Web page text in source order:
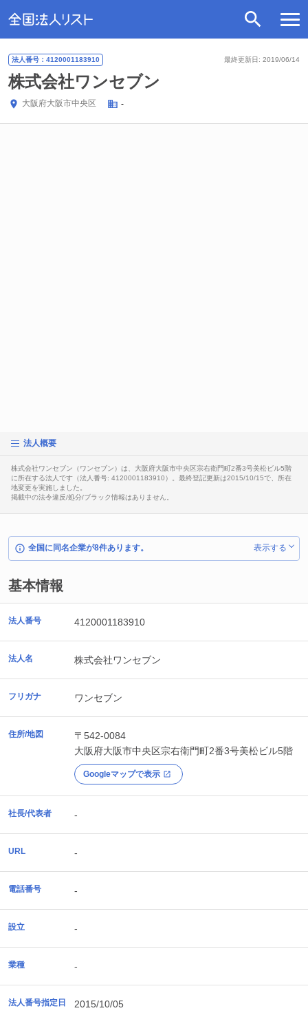
最終更新日: 2019/06/14
法人番号：4120001183910
株式会社ワンセブン
大阪府大阪市中央区 -
法人概要
株式会社ワンセブン（ワンセブン）は、大阪府大阪市中央区宗右衛門町2番3号美松ビル5階
に所在する法人です（法人番号: 4120001183910）。最終登記更新は2015/10/15で、所在
地変更を実施しました。
掲載中の法令違反/処分/ブラック情報はありません。
全国に同名企業が8件あります。 表示する
基本情報
法人番号 4120001183910
法人名 株式会社ワンセブン
フリガナ ワンセブン
住所/地図
〒542-0084
大阪府大阪市中央区宗右衛門町2番3号美松ビル5階
Googleマップで表示
社長/代表者 -
URL -
電話番号 -
設立 -
業種 -
法人番号指定日 2015/10/05